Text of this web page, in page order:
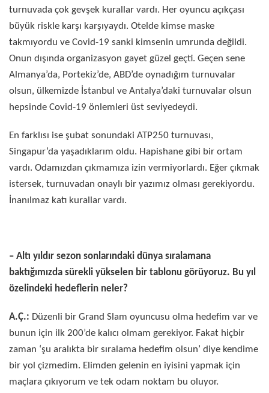
turnuvada çok gevşek kurallar vardı. Her oyuncu açıkçası
büyük riskle karşı karşıyaydı. Otelde kimse maske
takmıyordu ve Covid-19 sanki kimsenin umrunda değildi.
Onun dışında organizasyon gayet güzel geçti. Geçen sene
Almanya’da, Portekiz’de, ABD’de oynadığım turnuvalar
olsun, ülkemizde İstanbul ve Antalya’daki turnuvalar olsun
hepsinde Covid-19 önlemleri üst seviyedeydi.
En farklısı ise şubat sonundaki ATP250 turnuvası,
Singapur’da yaşadıklarım oldu. Hapishane gibi bir ortam
vardı. Odamızdan çıkmamıza izin vermiyorlardı. Eğer çıkmak
istersek, turnuvadan onaylı bir yazımız olması gerekiyordu.
İnanılmaz katı kurallar vardı.
– Altı yıldır sezon sonlarındaki dünya sıralamana
baktığımızda sürekli yükselen bir tablonu görüyoruz. Bu yıl
özelindeki hedeflerin neler?
A.Ç.: Düzenli bir Grand Slam oyuncusu olma hedefim var ve
bunun için ilk 200’de kalıcı olmam gerekiyor. Fakat hiçbir
zaman ‘şu aralıkta bir sıralama hedefim olsun’ diye kendime
bir yol çizmedim. Elimden gelenin en iyisini yapmak için
maçlara çıkıyorum ve tek odam noktam bu oluyor.